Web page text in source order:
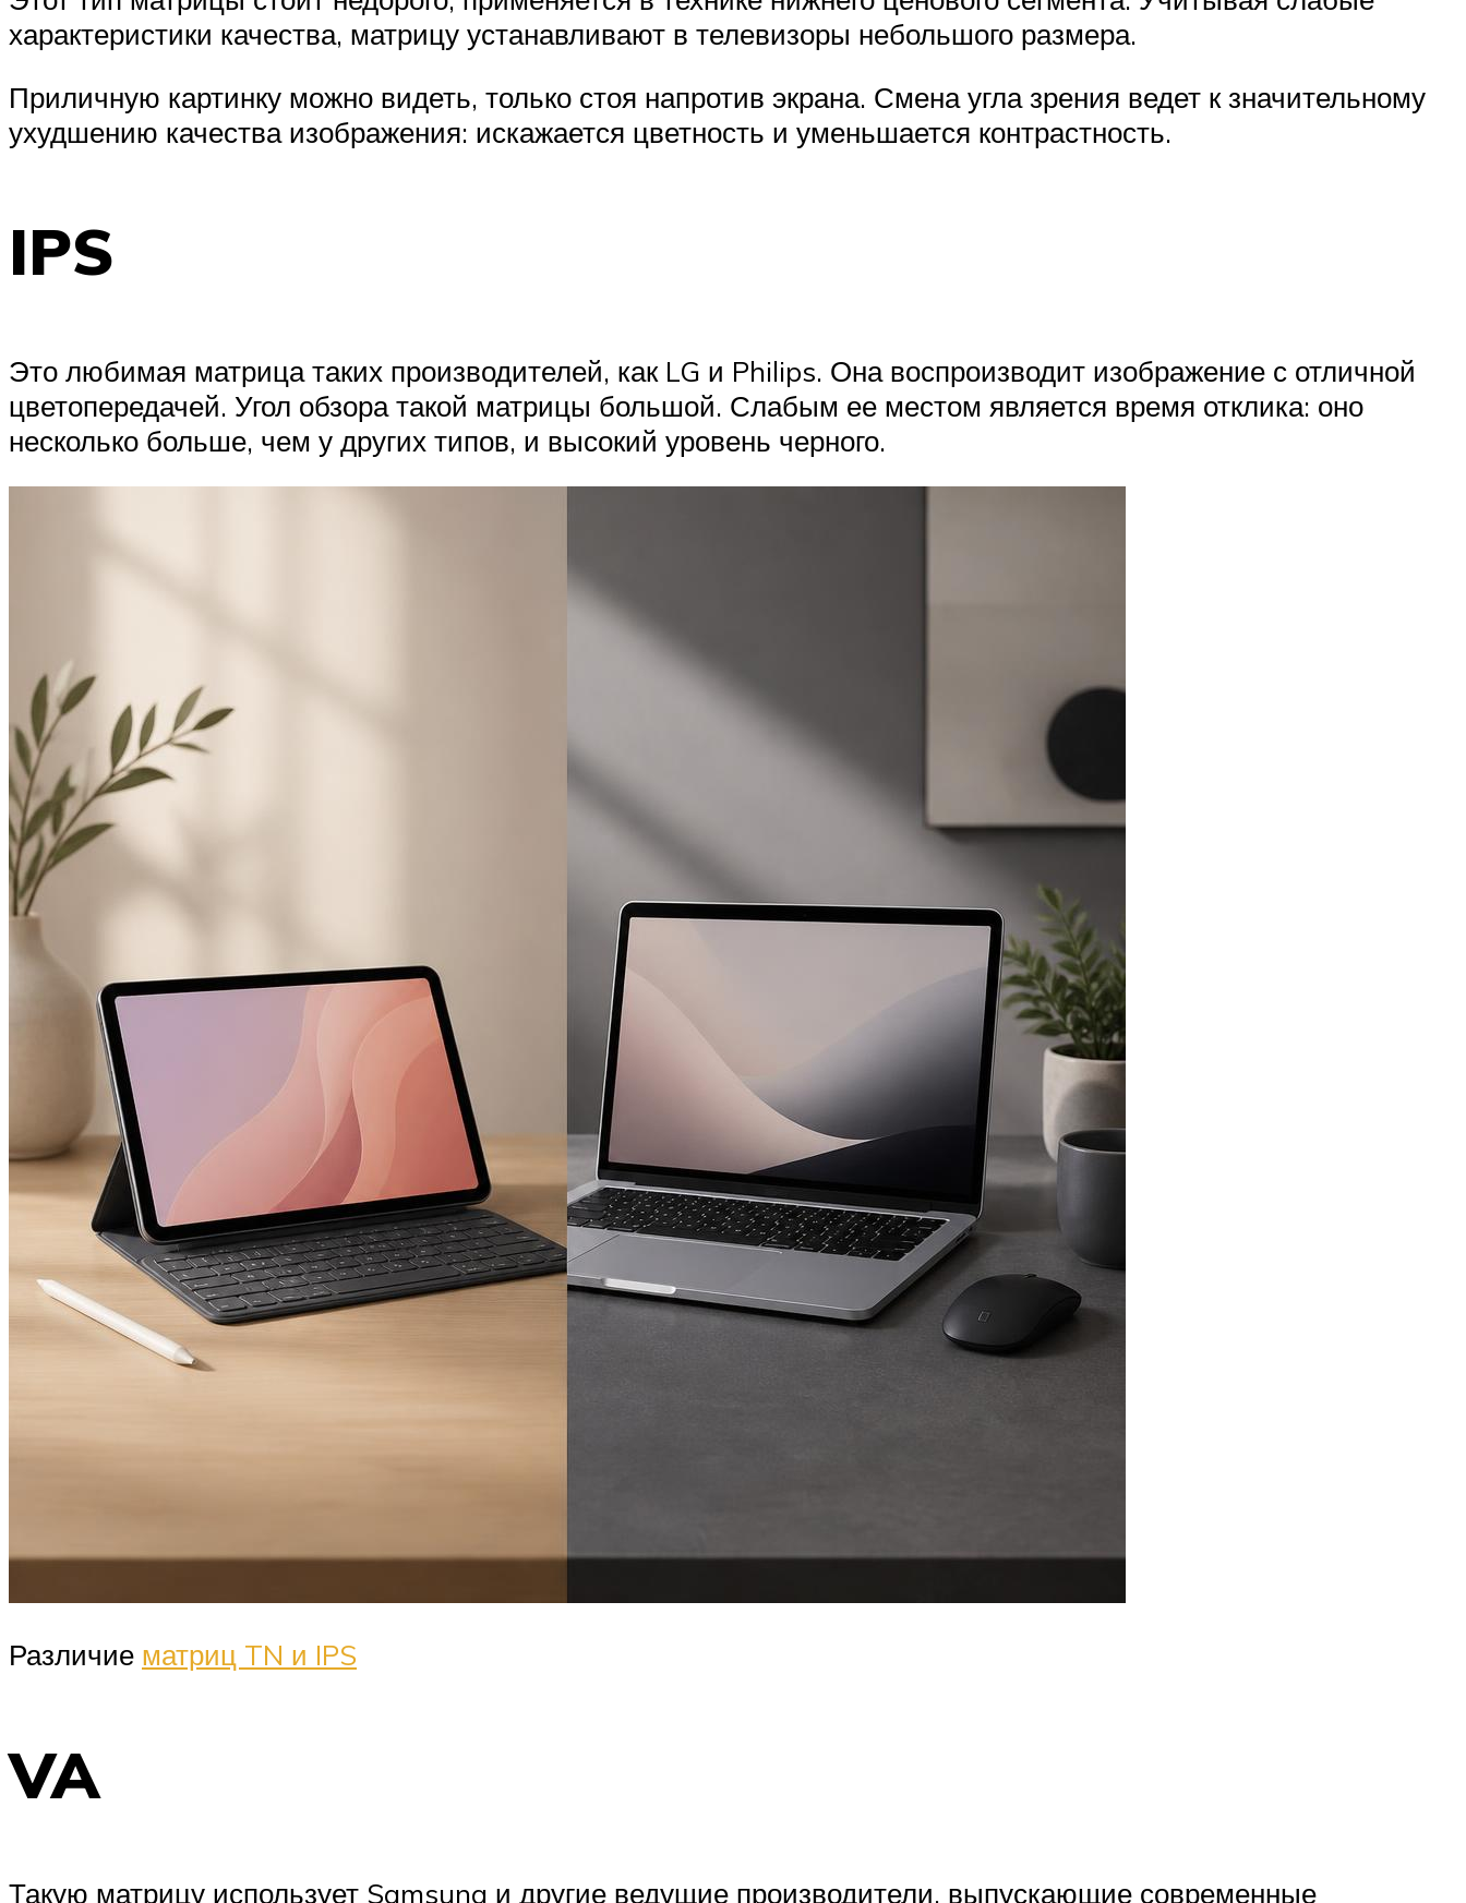
характеристики качества, матрицу устанавливают в телевизоры небольшого размера.
Приличную картинку можно видеть, только стоя напротив экрана. Смена угла зрения ведет к значительному
ухудшению качества изображения: искажается цветность и уменьшается контрастность.
IPS
Это любимая матрица таких производителей, как LG и Philips. Она воспроизводит изображение с отличной
цветопередачей. Угол обзора такой матрицы большой. Слабым ее местом является время отклика: оно
несколько больше, чем у других типов, и высокий уровень черного.
Различие матриц TN и IPS
VA
Такую матрицу использует Samsung и другие ведущие производители, выпускающие современные